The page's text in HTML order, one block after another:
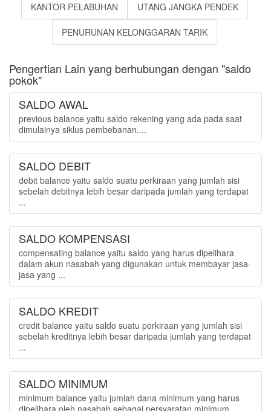
KANTOR PELABUHAN UTANG JANGKA PENDEK
PENURUNAN KELONGGARAN TARIK
Pengertian Lain yang berhubungan dengan "saldo
pokok"
SALDO AWAL
previous balance yaitu saldo rekening yang ada pada saat
dimulainya siklus pembebanan....
SALDO DEBIT
debit balance yaitu saldo suatu perkiraan yang jumlah sisi
sebelah debitnya lebih besar daripada jumlah yang terdapat
...
SALDO KOMPENSASI
compensating balance yaitu saldo yang harus dipelihara
dalam akun nasabah yang digunakan untuk membayar jasa-
jasa yang ...
SALDO KREDIT
credit balance yaitu saldo suatu perkiraan yang jumlah sisi
sebelah kreditnya lebih besar daripada jumlah yang terdapat
...
SALDO MINIMUM
minimum balance yaitu jumlah dana minimum yang harus
dipelihara oleh nasabah sebagai persyaratan minimum